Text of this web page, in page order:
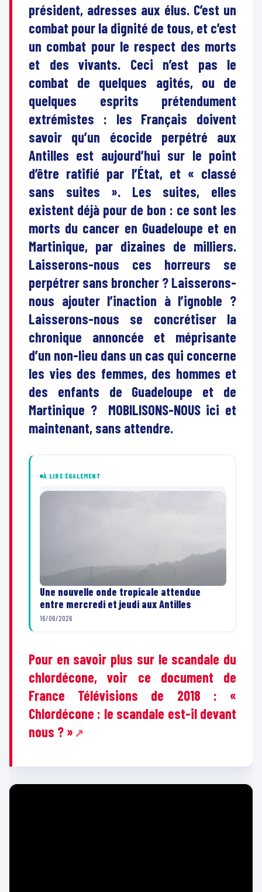
président, adresses aux élus. C’est un
combat pour la dignité de tous, et c’est
un combat pour le respect des morts
et des vivants. Ceci n’est pas le
combat de quelques agités, ou de
quelques esprits prétendument
extrémistes : les Français doivent
savoir qu’un écocide perpétré aux
Antilles est aujourd’hui sur le point
d’être ratifié par l’État, et « classé
sans suites ». Les suites, elles
existent déjà pour de bon : ce sont les
morts du cancer en Guadeloupe et en
Martinique, par dizaines de milliers.
Laisserons-nous ces horreurs se
perpétrer sans broncher ? Laisserons-
nous ajouter l’inaction à l’ignoble ?
Laisserons-nous se concrétiser la
chronique annoncée et méprisante
d’un non-lieu dans un cas qui concerne
les vies des femmes, des hommes et
des enfants de Guadeloupe et de
Martinique ? MOBILISONS-NOUS ici et
maintenant, sans attendre.
À LIRE ÉGALEMENT
Une nouvelle onde tropicale attendue
entre mercredi et jeudi aux Antilles
16/06/2026
Pour en savoir plus sur le scandale du
chlordécone, voir ce document de
France Télévisions de 2018 : «
Chlordécone : le scandale est-il devant
nous ? »